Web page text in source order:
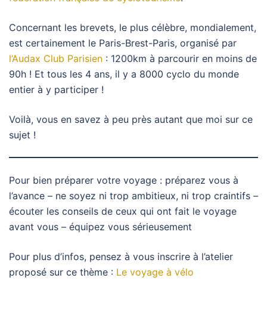
Concernant les brevets, le plus célèbre, mondialement,
est certainement le Paris-Brest-Paris, organisé par
l’Audax Club Parisien : 1200km à parcourir en moins de
90h ! Et tous les 4 ans, il y a 8000 cyclo du monde
entier à y participer !
Voilà, vous en savez à peu près autant que moi sur ce
sujet !
Pour bien préparer votre voyage : préparez vous à
l’avance – ne soyez ni trop ambitieux, ni trop craintifs –
écouter les conseils de ceux qui ont fait le voyage
avant vous – équipez vous sérieusement
Pour plus d’infos, pensez à vous inscrire à l’atelier
proposé sur ce thème : Le voyage à vélo